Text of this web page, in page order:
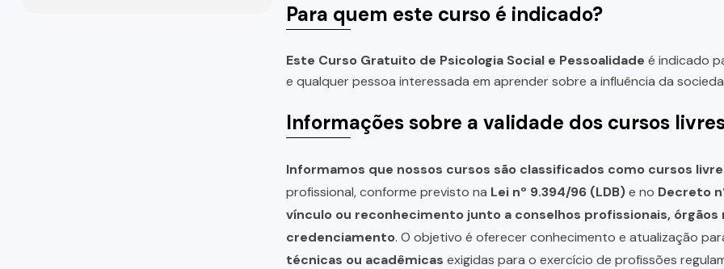
Para quem este curso é indicado?
Este Curso Gratuito de Psicologia Social e Pessoalidade é indicado
e qualquer pessoa interessada em aprender sobre a influência da
Informações sobre a validade dos cursos
Informamos que nossos cursos são classificados como cursos
profissional, conforme previsto na Lei nº 9.394/96 (LDB)e no Decreto
vínculo ou reconhecimento junto a conselhos profissionais,
credenciamento. O objetivo é oferecer conhecimento e atualização
técnicas ou acadêmicas exigidas para o exercício de profissões